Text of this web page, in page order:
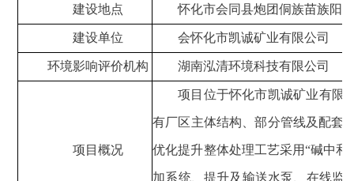
建设地点 怀化市会同县炮团侗族苗族阳
建设单位 会怀化市凯诚矿业有限公司
环境影响评价机构 湖南泓清环境科技有限公司
项目概况
项目位于怀化市凯诚矿业有限
有厂区主体结构、部分管线及配套
优化提升整体处理工艺采用“碱中和
加系统、提升及输送水泵、在线监